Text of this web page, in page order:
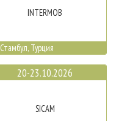
INTERMOB
Стамбул, Турция
20-23.10.2026
SICAM